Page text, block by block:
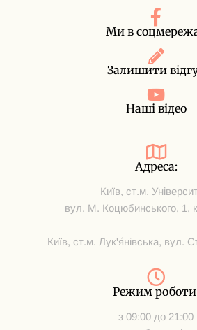
Ми в
Залишити
Наші відео
Адреса:
Київ, ст.м.
вул. М. Коцюбинського, 1,
Київ, ст.м. Лук'я́нівська, вул.
Режим
з 09:00 до 21:00